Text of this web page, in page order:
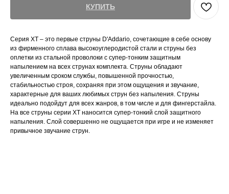
КУПИТЬ
Серия XT – это первые струны D'Addario, сочетающие в себе основу
из фирменного сплава высокоуглеродистой стали и струны без
оплетки из стальной проволоки с супер-тонким защитным
напылением на всех струнах комплекта. Струны обладают
увеличенным сроком службы, повышенной прочностью,
стабильностью строя, сохраняя при этом ощущения и звучание,
характерные для ваших любимых струн без напыления. Струны
идеально подойдут для всех жанров, в том числе и для фингерстайла.
На все струны серии XT наносится супер-тонкий слой защитного
напыления. Слой совершенно не ощущается при игре и не изменяет
привычное звучание струн.